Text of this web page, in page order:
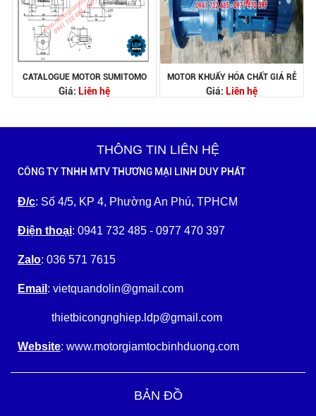
CATALOGUE MOTOR SUMITOMO
Giá: Liên hệ
MOTOR KHUẤY HÓA CHẤT GIÁ RẺ
Giá: Liên hệ
THÔNG TIN LIÊN HỆ
CÔNG TY TNHH MTV THƯƠNG MẠI LINH DUY PHÁT
Đ/c: Số 4/5, KP 4, Phường An Phú, TPHCM
Điện thoại: 0941 732 485 - 0977 470 397
Zalo: 036 571 7615
Email : vietquandolin@gmail.com
thietbicongnghiep.ldp@gmail.com
Website: www.motorgiamtocbinhduong.com
BẢN ĐỒ